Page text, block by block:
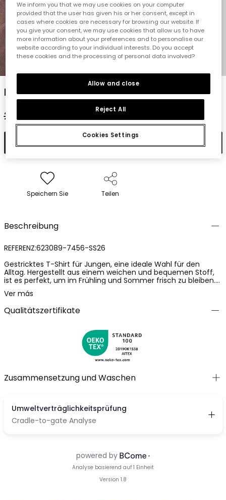
Braunes Baumwoll-T-Shirt für Jungen
22,95 €
In den Warenkorb
Speichern Sie Teilen
Beschreibung
REFERENZ:623089-7456-SS26
Gestricktes T-Shirt für Jungen, eine ideale Wahl für den
Alltag. Hergestellt aus einem weichen und bequemen Stoff,
ist es perfekt, um im Frühling und Sommer frisch zu bleiben.
Die dunkelbraune Farbe mit schlichtem Design macht es
einfach, mit verschiedenen Stilen zu kombinieren. Es verfügt
über eine Vordertasche mit einem kleinen Textdetail und
Palmen. Erhältlich in Größen von 2 bis 14 Jahren, passt es sich
das dem Outfit Ihres Kleinen einen lässigen und modernen
Ver más
Qualitätszertifikate
Zusammensetzung und Waschen
We inform you that we may use cookies on your computer
provided that the user has given his or her consent, except in
cases where cookies are necessary for browsing our website. If
you give your consent, we may use cookies that allow us to have
more information about your preferences and to personalise our
website according to your individual interests. Do you accept
these cookies and the processing of personal data involved?
Cookies Settings
Reject All
Allow and close